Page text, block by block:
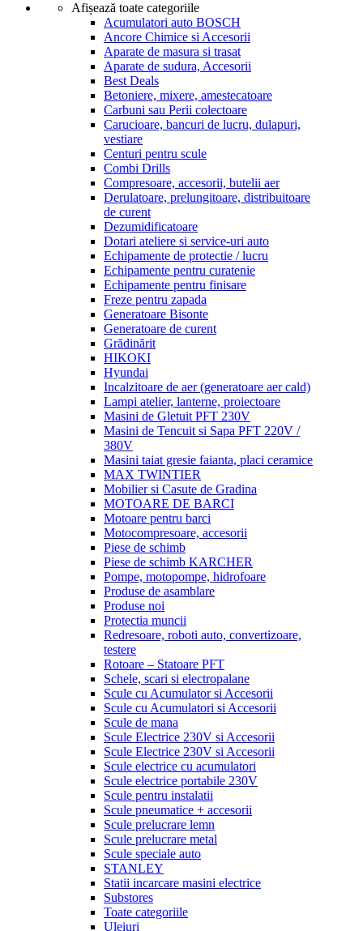
Afișează toate categoriile
Acumulatori auto BOSCH
Ancore Chimice si Accesorii
Aparate de masura si trasat
Aparate de sudura, Accesorii
Best Deals
Betoniere, mixere, amestecatoare
Carbuni sau Perii colectoare
Carucioare, bancuri de lucru, dulapuri,
vestiare
Centuri pentru scule
Combi Drills
Compresoare, accesorii, butelii aer
Derulatoare, prelungitoare, distribuitoare
de curent
Dezumidificatoare
Dotari ateliere si service-uri auto
Echipamente de protectie / lucru
Echipamente pentru curatenie
Echipamente pentru finisare
Freze pentru zapada
Generatoare Bisonte
Generatoare de curent
Grădinărit
HIKOKI
Hyundai
Incalzitoare de aer (generatoare aer cald)
Lampi atelier, lanterne, proiectoare
Masini de Gletuit PFT 230V
Masini de Tencuit si Sapa PFT 220V /
380V
Masini taiat gresie faianta, placi ceramice
MAX TWINTIER
Mobilier si Casute de Gradina
MOTOARE DE BARCI
Motoare pentru barci
Motocompresoare, accesorii
Piese de schimb
Piese de schimb KARCHER
Pompe, motopompe, hidrofoare
Produse de asamblare
Produse noi
Protectia muncii
Redresoare, roboti auto, convertizoare,
testere
Rotoare – Statoare PFT
Schele, scari si electropalane
Scule cu Acumulator si Accesorii
Scule cu Acumulatori si Accesorii
Scule de mana
Scule Electrice 230V si Accesorii
Scule Electrice 230V si Accesorii
Scule electrice cu acumulatori
Scule electrice portabile 230V
Scule pentru instalatii
Scule pneumatice + accesorii
Scule prelucrare lemn
Scule prelucrare metal
Scule speciale auto
STANLEY
Statii incarcare masini electrice
Substores
Toate categoriile
Uleiuri